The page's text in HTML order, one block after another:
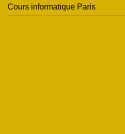
Cours informatique Paris